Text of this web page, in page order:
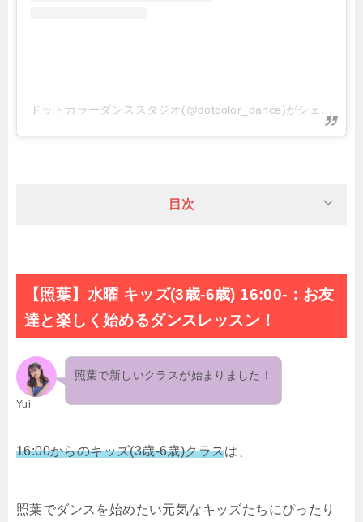
目次
【照葉】水曜 キッズ(3歳-6歳) 16:00-： お友
達と楽しく始めるダンスレッスン！
Yui
照葉で新しいクラスが始まりました！
16:00からのキッズ(3歳-6歳)クラスは、
照葉でダンスを始めたい元気なキッズたちにぴったり